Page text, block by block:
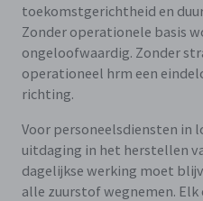
toekomstgerichtheid en
Zonder operationele basis
ongeloofwaardig. Zonder
operationeel hrm een
richting.
Voor personeelsdiensten in
uitdaging in het herstellen
dagelijkse werking moet
alle zuurstof wegnemen.